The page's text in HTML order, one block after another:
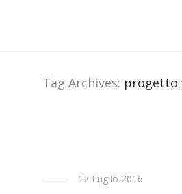
Tag Archives: progetto
12 Luglio 2016